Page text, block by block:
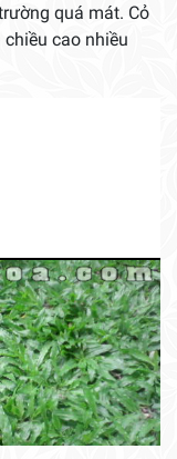
quá mát. Cỏ
cao nhiều